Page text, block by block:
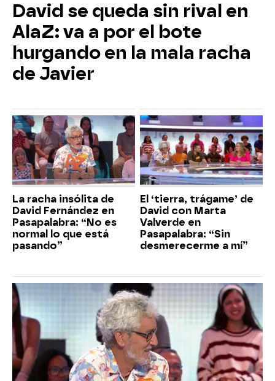
David se queda sin rival en
AlaZ: va a por el bote
hurgando en la mala racha
de Javier
La racha insólita de
David Fernández en
Pasapalabra: “No es
normal lo que está
pasando”
El ‘tierra, trágame’ de
David con Marta
Valverde en
Pasapalabra: “Sin
desmerecerme a mí”